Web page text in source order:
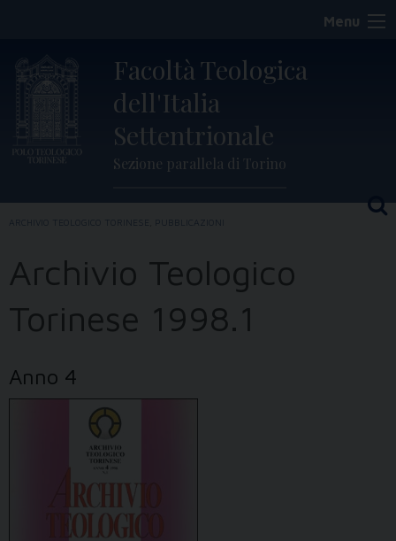
content
Menu
Facoltà Teologica
dell'Italia
Settentrionale
Sezione parallela di Torino
ARCHIVIO TEOLOGICO TORINESE PUBBLICAZIONI
Archivio Teologico
Torinese 1998.1
Anno 4